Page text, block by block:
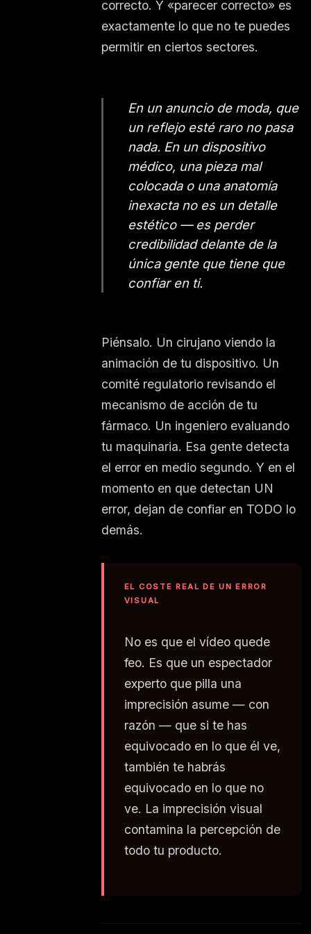
correcto. Y «parecer correcto» es
exactamente lo que no te puedes
permitir en ciertos sectores.
En un anuncio de moda, que
un reflejo esté raro no pasa
nada. En un dispositivo
médico, una pieza mal
colocada o una anatomía
inexacta no es un detalle
estético — es perder
credibilidad delante de la
única gente que tiene que
confiar en ti.
Piénsalo. Un cirujano viendo la
animación de tu dispositivo. Un
comité regulatorio revisando el
mecanismo de acción de tu
fármaco. Un ingeniero evaluando
tu maquinaria. Esa gente detecta
el error en medio segundo. Y en el
momento en que detectan UN
error, dejan de confiar en TODO lo
demás.
EL COSTE REAL DE UN ERROR
VISUAL
No es que el vídeo quede
feo. Es que un espectador
experto que pilla una
imprecisión asume — con
razón — que si te has
equivocado en lo que él ve,
también te habrás
equivocado en lo que no
ve. La imprecisión visual
contamina la percepción de
todo tu producto.